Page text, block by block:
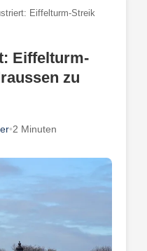
Eiffelturm-Streik
Eiffelturm-
zu
•2 Minuten